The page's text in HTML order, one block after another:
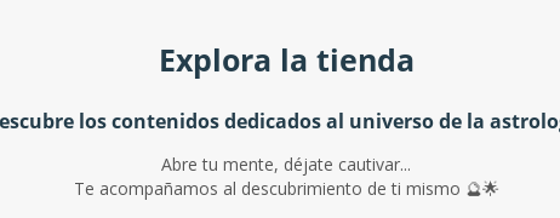
Explora la tienda
los contenidos dedicados al universo de la
Abre tu mente, déjate cautivar...
Te acompañamos al descubrimiento de ti mismo 🔮🌟